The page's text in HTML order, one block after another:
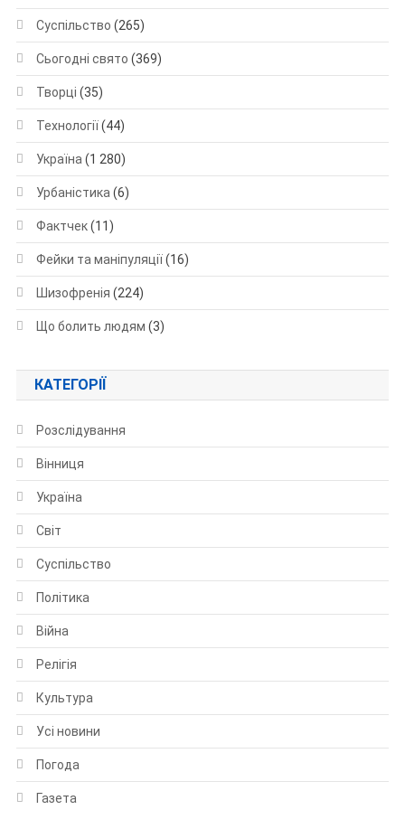
Суспільство (265)
Сьогодні свято (369)
Творці (35)
Технології(44)
Україна (1 280)
Урбаністика (6)
Фактчек(11)
Фейки та маніпуляції(16)
Шизофренія (224)
Що болить людям (3)
КАТЕГОРІЇ
Розслідування
Вінниця
Україна
Світ
Суспільство
Політика
Війна
Релігія
Культура
Усі новини
Погода
Газета